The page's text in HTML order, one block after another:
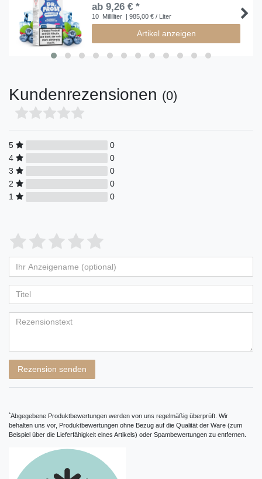
ab 9,26 € *
10 Milliliter | 985,00 € / Liter
Artikel anzeigen
Kundenrezensionen (0)
5
0
4
0
3
0
2
0
1
0
Bewertungssterne
von
5
Bewertungssternen
4
von
5
Bewertungssternen
3
von
5
Bewertungssternen
2
von
5
Bewertungssternen
1
von
5
Bewertungssternen
Anzeigename
(optional)
Rezension senden
*Abgegebene Produktbewertungen werden von uns regelmäßig überprüft. Wir
behalten uns vor, Produktbewertungen ohne Bezug auf die Qualität der Ware (zum
Beispiel über die Lieferfähigkeit eines Artikels) oder Spambewertungen zu entfernen.